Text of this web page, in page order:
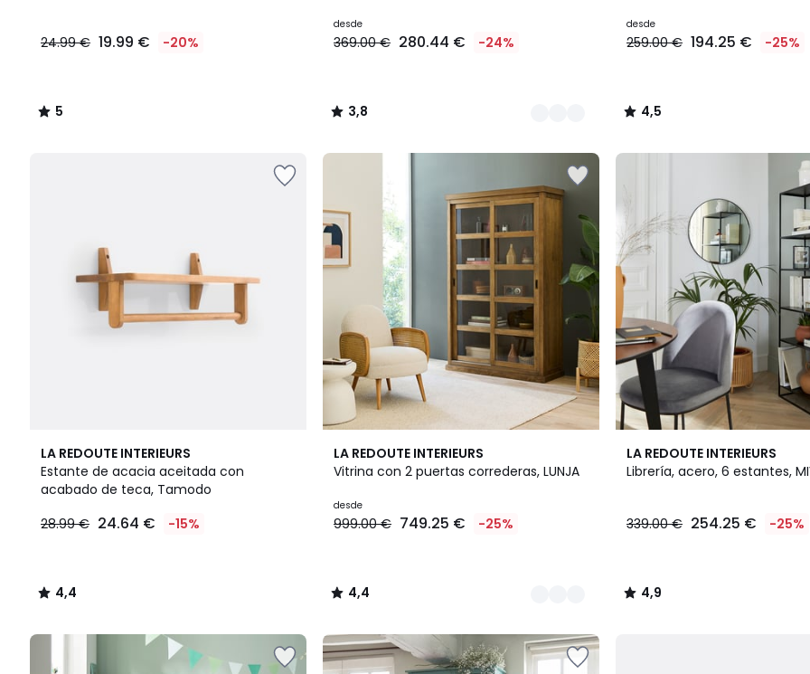
24.99 € 19.99 € -20%
5
/
desde
369.00 € 280.44 € -24%
3,8
/
desde
259.00 € 194.25 € -25%
4,5
/
LA REDOUTE INTERIEURS
Estante de acacia aceitada con
acabado de teca, Tamodo
28.99 € 24.64 € -15%
4,4
/ 5
4,4
/
LA REDOUTE INTERIEURS
Vitrina con 2 puertas correderas, LUNJA
desde
999.00 € 749.25 € -25%
4,4
/ 5
2
Colores
4,4
/
LA REDOUTE INTERIEURS
Librería, acero, 6 estantes,
339.00 € 254.25 € -25%
4,9
/ 5
4,9
/